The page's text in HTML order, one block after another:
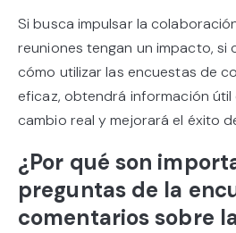
Si busca impulsar la
reuniones tengan un impacto, si
cómo utilizar las encuestas de
eficaz, obtendrá información útil
cambio real y mejorará el éxito
¿Por qué son
preguntas de la
comentarios sobre